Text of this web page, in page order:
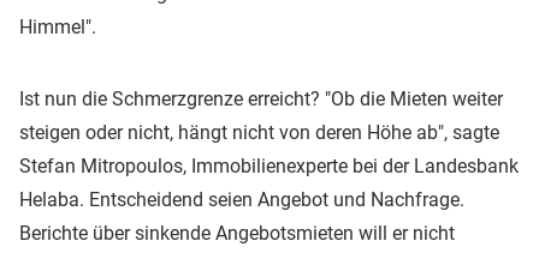
Himmel".
Ist nun die Schmerzgrenze erreicht? "Ob die Mieten weiter
steigen oder nicht, hängt nicht von deren Höhe ab", sagte
Stefan Mitropoulos, Immobilienexperte bei der Landesbank
Helaba. Entscheidend seien Angebot und Nachfrage.
Berichte über sinkende Angebotsmieten will er nicht